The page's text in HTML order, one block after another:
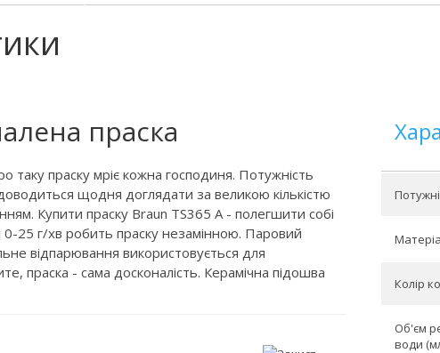
праска
таку праску мріє кожна господиня. Потужність
щодня доглядати за великою кількістю
Купити праску Braun TS365 A - полегшити собі
25 г/хв робить праску незамінною. Паровий
відпарювання використовується для
праска - сама досконалість. Керамічна підошва
Колір
Об'єм
води